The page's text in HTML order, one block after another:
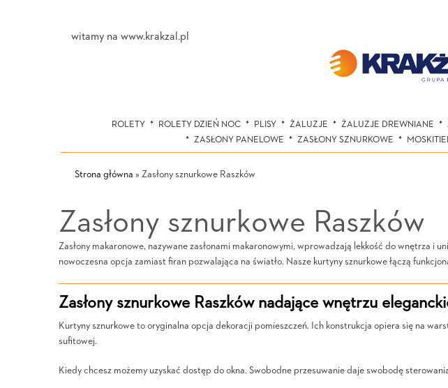
witamy na www.krakzal.pl
ROLETY ROLETY DZIEŃ NOC PLISY ŻALUZJE ŻALUZJE DREWNIANE
ZASŁONY PANELOWE
ZASŁONY SZNURKOWE
Strona główna » Zasłony sznurkowe Raszków
Zasłony sznurkowe Raszków
Zasłony makaronowe, nazywane zasłonami makaronowymi, wprowadzają lekkość do wnętrza i
nowoczesna opcja zamiast firan pozwalająca na światło. Nasze kurtyny sznurkowe łączą
Zasłony sznurkowe Raszków nadające wnętrzu
Kurtyny sznurkowe to oryginalna opcja dekoracji pomieszczeń. Ich konstrukcja opiera się na
sufitowej.
Kiedy chcesz możemy uzyskać dostęp do okna. Swobodne przesuwanie daje swobodę